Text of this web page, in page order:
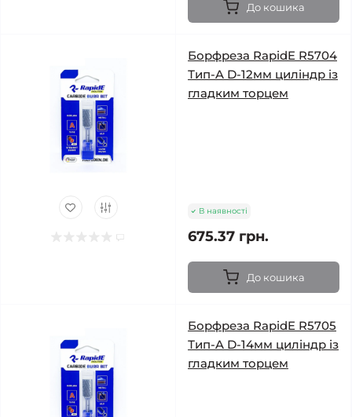
До кошика
Борфреза RapidE R5704
Тип-A D-12мм циліндр із
гладким торцем
В наявності
675.37 грн.
До кошика
Борфреза RapidE R5705
Тип-A D-14мм циліндр із
гладким торцем